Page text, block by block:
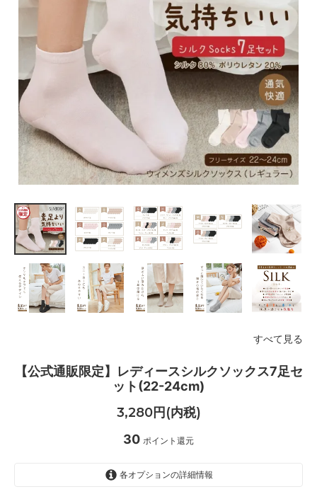
すべて見る
【公式通販限定】レディースシルクソックス7足セ
ット(22-24cm)
3,280円(内税)
30 ポイント還元
各オプションの詳細情報